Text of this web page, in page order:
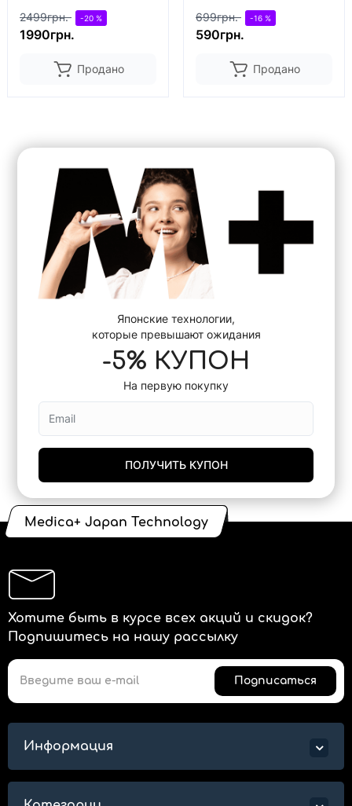
2499грн. -20 %
1990грн.
Продано
699грн. -16 %
590грн.
Продано
Японские технологии,
которые превышают ожидания
-5% КУПОН
На первую покупку
ПОЛУЧИТЬ КУПОН
Medica+ Japan Technology
Хотите быть в курсе всех акций и скидок?
Подпишитесь на нашу рассылку
Подписаться
Информация